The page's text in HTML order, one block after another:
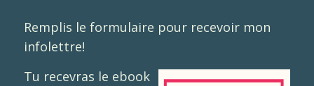
Remplis le formulaire pour recevoir mon
infolettre!
Tu recevras le ebook